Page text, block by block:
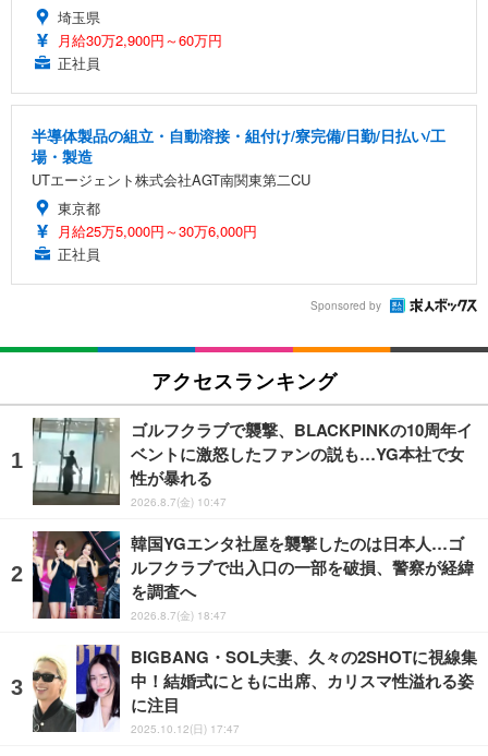
埼玉県
月給30万2,900円～60万円
正社員
半導体製品の組立・自動溶接・組付け/寮完備/日勤/日払い/工
場・製造
UTエージェント株式会社AGT南関東第二CU
東京都
月給25万5,000円～30万6,000円
正社員
Sponsored by
アクセスランキング
ゴルフクラブで襲撃、BLACKPINKの10周年イ
ベントに激怒したファンの説も…YG本社で女
性が暴れる
2026.8.7(金) 10:47
韓国YGエンタ社屋を襲撃したのは日本人…ゴ
ルフクラブで出入口の一部を破損、警察が経緯
を調査へ
2026.8.7(金) 18:47
BIGBANG・SOL夫妻、久々の2SHOTに視線集
中！結婚式にともに出席、カリスマ性溢れる姿
に注目
2025.10.12(日) 17:47